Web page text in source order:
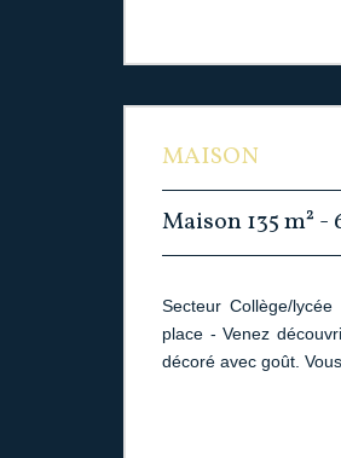
MAISON
Maison 135 m²
Secteur Collège/
place - Venez
décoré avec goût.